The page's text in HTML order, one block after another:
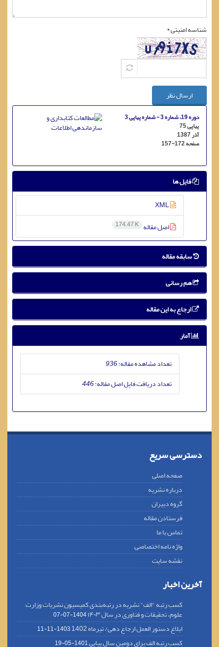
شناسه امنیتی *
ارسال نظر
دوره 19، شماره 3 - شماره پیاپی 3
پیاپی 75
آذر 1387
صفحه157-172
فایل ها
اصل مقاله 174.47 K
سابقه مقاله
هم رسانی
ارجاع به این مقاله
آمار
تعداد مشاهده مقاله:936
تعداد دریافت فایل اصل مقاله:446
دسترسی سریع
صفحه اصلی
درباره نشریه
گروه دبیران
فرستادن مقاله
تماس با ما
واژه نامه اختصاصی
نقشه سایت
آخرین اخبار
کسب رتبه "الف" نشریه در رتبه‌بندی کمیسیون نشریات وزارت
علوم، تحقیقات و فناوری در سال ۱۴۰۳ 1404-07-07
ابلاغ دستور العمل ارجاع دهی/ تیرماه 1402 1403-11-11
کسب رتبه الف برای دومین سال پیاپی1401-05-19